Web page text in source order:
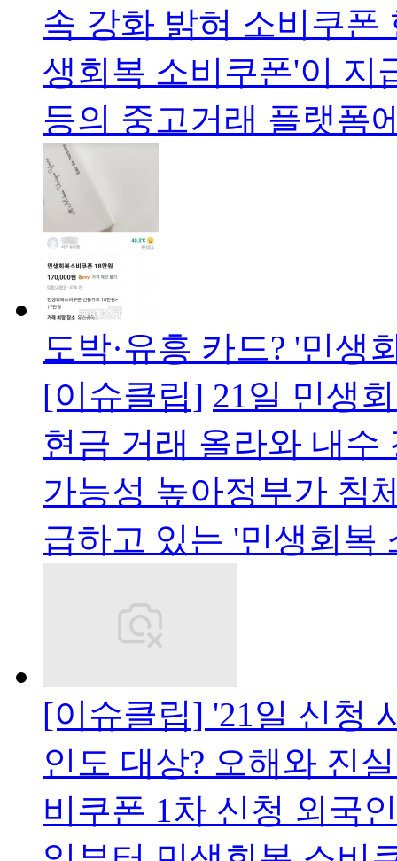
속 강화 밝혀 소비쿠폰
생회복 소비쿠폰'이 지
등의 중고거래 플랫폼
도박·유흥 카드? '민생
[이슈클립] 21일 민생
현금 거래 올라와 내수
가능성 높아정부가 침
급하고 있는 '민생회복
[이슈클립] '21일 신청
인도 대상? 오해와 진
비쿠폰 1차 신청 외국